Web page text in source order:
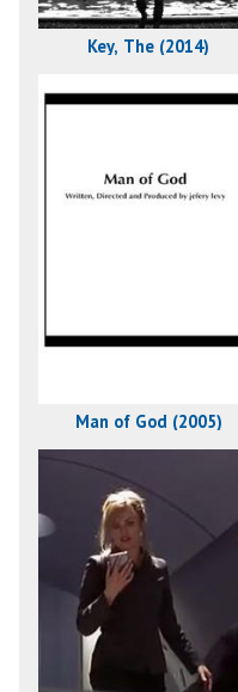
Key, The (2014)
Man of God (2005)